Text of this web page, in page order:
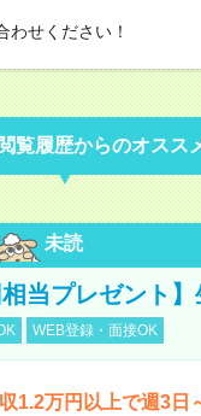
わせください！
覧履歴からのオスス
未読
当プレゼント
WEB登録・面接OK
万円以上で週3日